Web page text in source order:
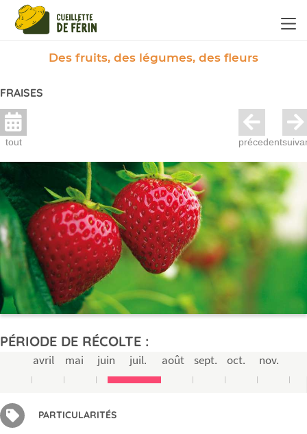
Des fruits, des légumes, des fleurs
FRAISES
tout précedent
PÉRIODE DE RÉCOLTE :
avril mai juin juil. août sept. oct. nov.
PARTICULARITÉS
Panneau de gestion des cookies